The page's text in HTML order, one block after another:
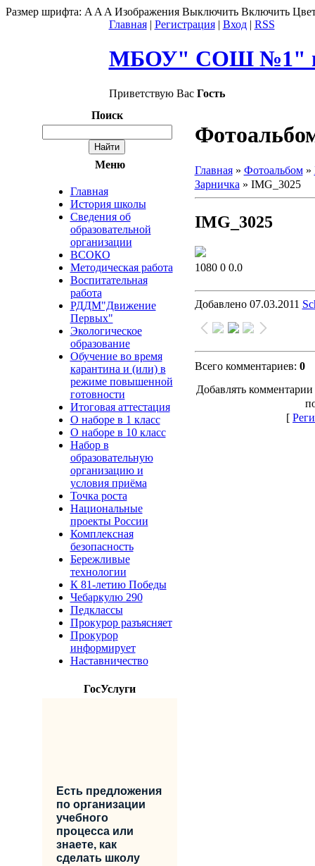
Размер шрифта: A A A Изображения Выключить Включить
Главная| Регистрация| Вход| RSS
МБОУ" СОШ №1"
Приветствую Вас Гость
Поиск
Меню
Главная
История школы
Сведения об
образовательной
организации
ВСОКО
Методическая работа
Воспитательная
работа
РДДМ"Движение
Первых"
Экологическое
образование
Обучение во время
карантина и (или) в
режиме повышенной
готовности
Итоговая аттестация
О наборе в 1 класс
О наборе в 10 класс
Набор в
образовательную
организацию и
условия приёма
Точка роста
Национальные
проекты России
Комплексная
безопасность
Бережливые
технологии
К 81-летию Победы
Чебаркулю 290
Педклассы
Прокурор разъясняет
Прокурор
информирует
Наставничество
ГосУслуги
Есть предложения
по организации
учебного
процесса или
знаете, как
сделать школу
Главная» Фотоальбом»
Зарничка» IMG_3025
IMG_3025
1080 0 0.0
Добавлено07.03.2011
Всего комментариев: 0
Добавлять
[